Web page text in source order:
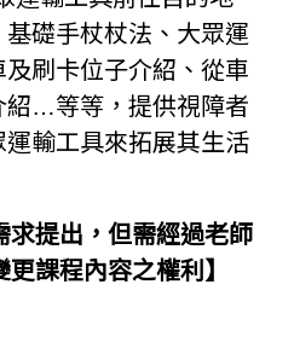
礎手杖杖法、大眾運
刷卡位子介紹、從車
紹…等等，提供視障者
輸工具來拓展其生活
求提出，但需經過老師
課程內容之權利】